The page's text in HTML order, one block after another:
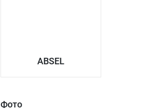
ABSEL
Фото